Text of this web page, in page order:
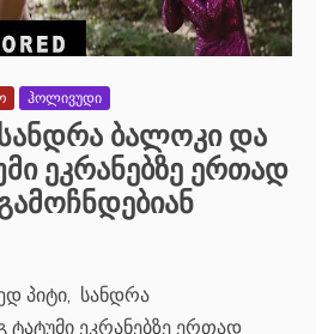
ჰოლივუდი
ბალოკი და
ეკრანებზე ერთად
პიტი, სანდრა
ტატუმი ეკრანებზე ერთად